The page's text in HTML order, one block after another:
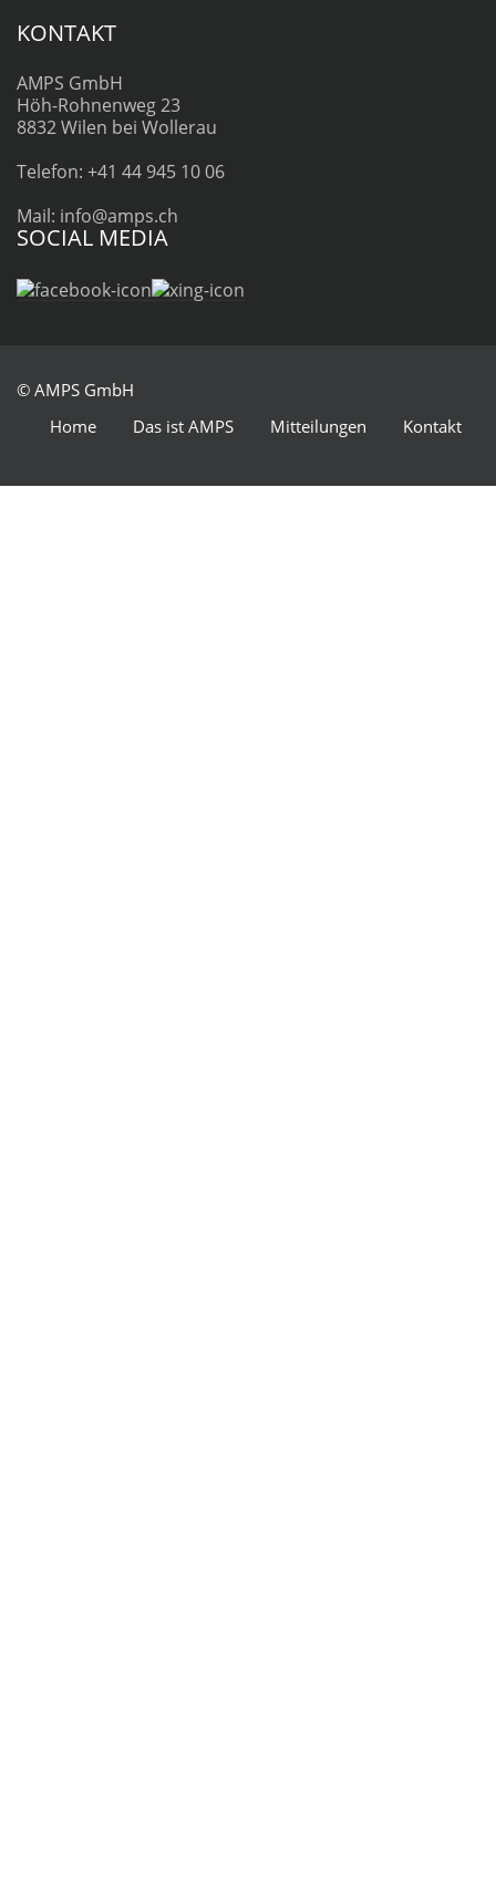
KONTAKT
AMPS GmbH
Höh-Rohnenweg 23
8832 Wilen bei Wollerau
Telefon: +41 44 945 10 06
Mail: info@amps.ch
SOCIAL MEDIA
© AMPS GmbH
Home
Das ist AMPS Mitteilungen Kontakt